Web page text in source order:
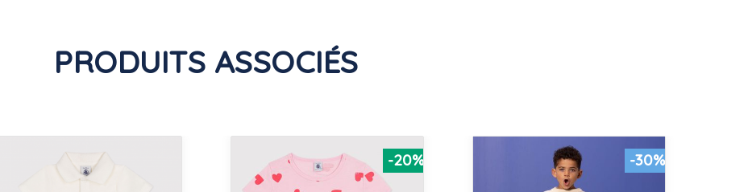
PRODUITS ASSOCIÉS
-20% -30%